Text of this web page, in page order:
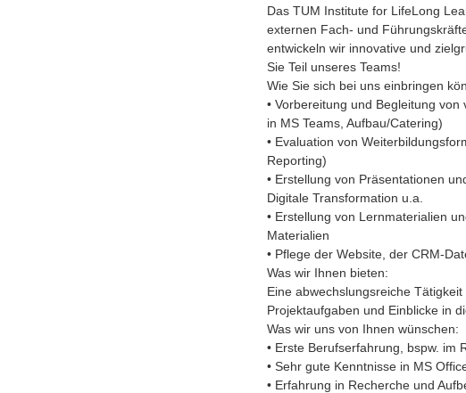
Das TUM Institute for LifeLong
externen Fach- und
entwickeln wir innovative und
Sie Teil unseres Teams!
Wie Sie sich bei uns einbringen
• Vorbereitung und Begleitung
in MS Teams, Aufbau/Catering)
• Evaluation von
Reporting)
• Erstellung von Präsentationen
Digitale Transformation u.a.
• Erstellung von Lernmaterialien
Materialien
• Pflege der Website, der CRM-
Was wir Ihnen bieten:
Eine abwechslungsreiche
Projektaufgaben und Einblicke in
Was wir uns von Ihnen wünschen:
• Erste Berufserfahrung, bspw. im
• Sehr gute Kenntnisse in MS
• Erfahrung in Recherche und